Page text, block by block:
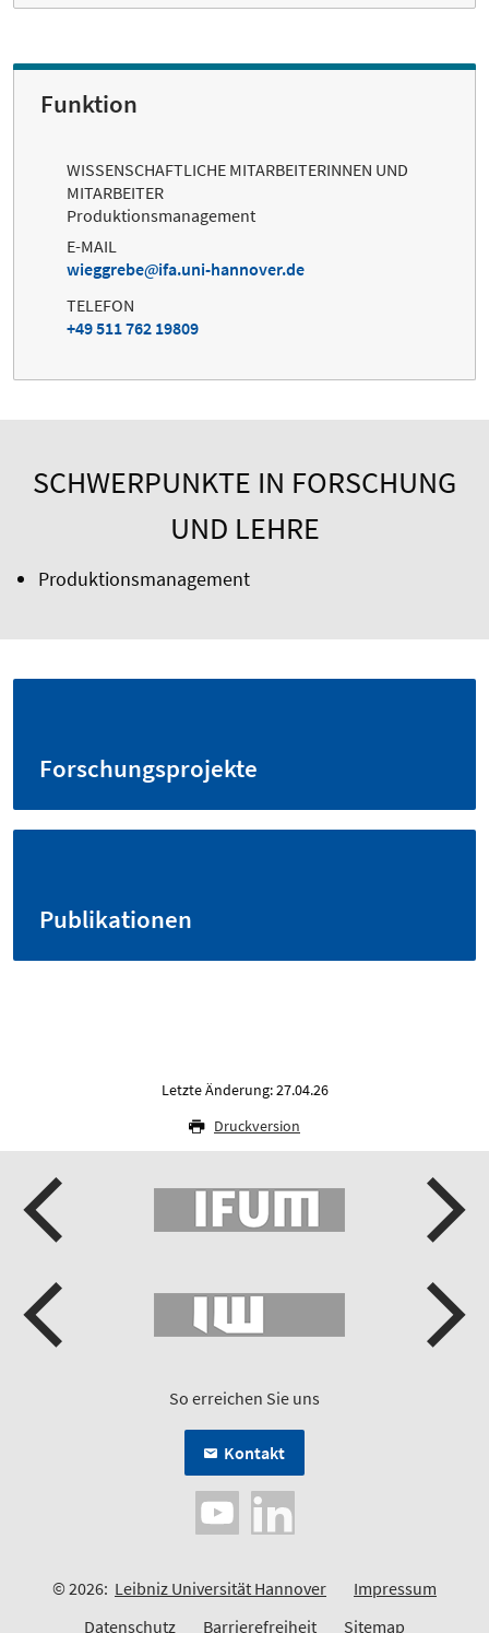
Funktion
WISSENSCHAFTLICHE MITARBEITERINNEN UND
MITARBEITER
Produktionsmanagement
E-MAIL
wieggrebe
ifa.uni-hannover.de
TELEFON
+49 511 762 19809
SCHWERPUNKTE IN FORSCHUNG
UND LEHRE
Produktionsmanagement
Forschungsprojekte
Publikationen
Letzte Änderung: 27.04.26
Druckversion
So erreichen Sie uns
Kontakt
© 2026: Leibniz Universität Hannover
Impressum
Datenschutz
Barrierefreiheit Sitemap